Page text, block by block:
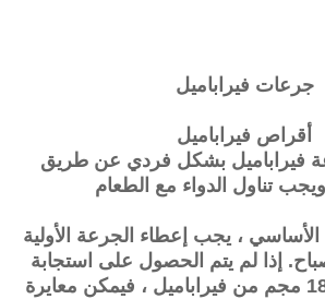
جرعات فيراباميل
أقراص فيراباميل
فيراباميل بشكل فردي عن طريق
ويجب تناول الدواء مع الطعام
، يجب إعطاء الجرعة الأولية
إذا لم يتم الحصول على استجابة
كافية باستخدام 180 مجم من فيراباميل ، فيمكن معايرة